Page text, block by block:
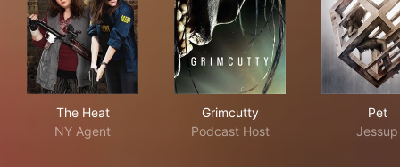
The Heat
NY Agent
Grimcutty
Podcast Host
Pet
Jessup